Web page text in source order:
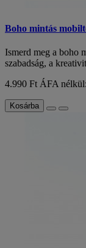
Boho mintás
Ismerd meg a boho
szabadság, a
4.990 Ft ÁFA
Kosárba